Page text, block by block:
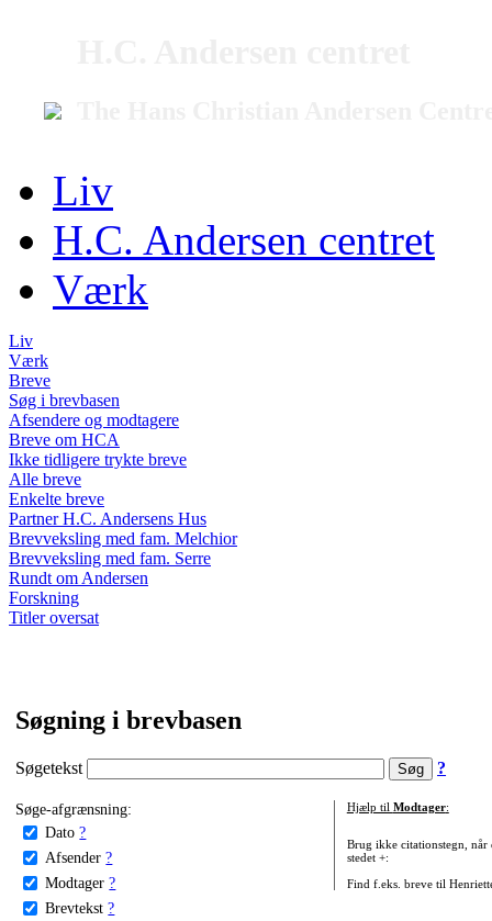
Liv
H.C. Andersen centret
Værk
Liv
Værk
Breve
Søg i brevbasen
Afsendere og modtagere
Breve om HCA
Ikke tidligere trykte breve
Alle breve
Enkelte breve
Partner H.C. Andersens Hus
Brevveksling med fam. Melchior
Brevveksling med fam. Serre
Rundt om Andersen
Forskning
Titler oversat
Søgning i brevbasen
Søgetekst ?
Søge-afgrænsning:
Dato ?
Afsender ?
Modtager ?
Brevtekst ?
Hjælp til Modtager:
Brug ikke citationstegn, når
stedet +:
Find f.eks. breve til